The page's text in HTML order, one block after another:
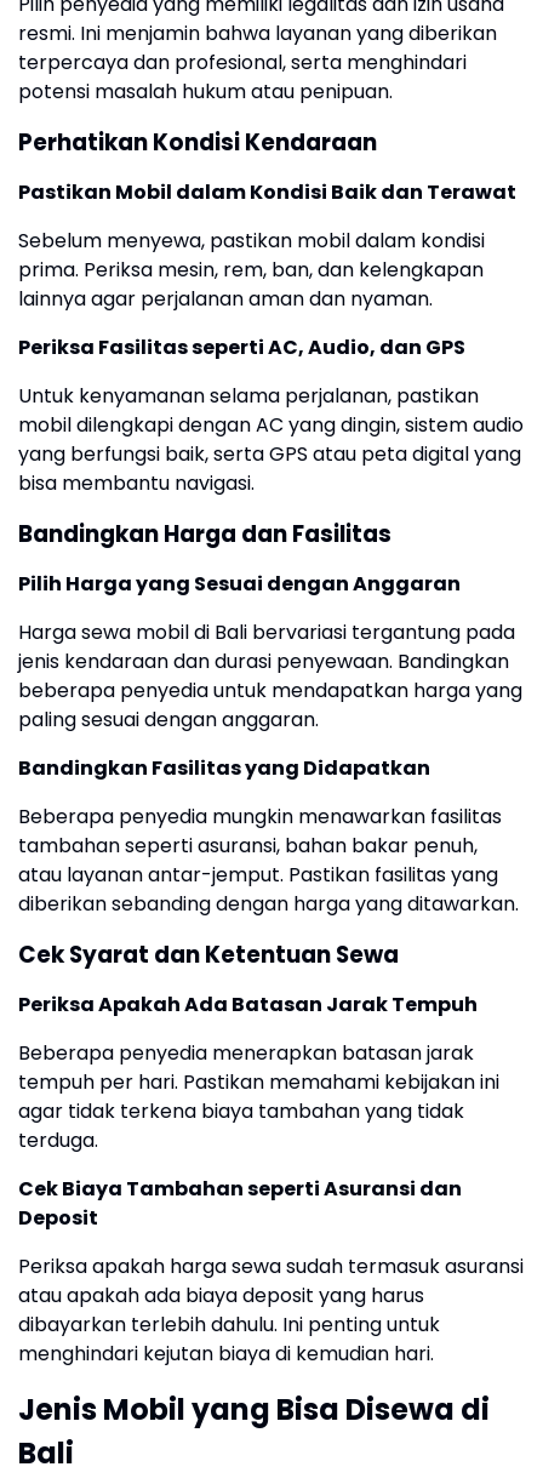
resmi. Ini menjamin bahwa layanan yang diberikan
terpercaya dan profesional, serta menghindari
potensi masalah hukum atau penipuan.
Perhatikan Kondisi Kendaraan
Pastikan Mobil dalam Kondisi Baik dan Terawat
Sebelum menyewa, pastikan mobil dalam kondisi
prima. Periksa mesin, rem, ban, dan kelengkapan
lainnya agar perjalanan aman dan nyaman.
Periksa Fasilitas seperti AC, Audio, dan GPS
Untuk kenyamanan selama perjalanan, pastikan
mobil dilengkapi dengan AC yang dingin, sistem audio
yang berfungsi baik, serta GPS atau peta digital yang
bisa membantu navigasi.
Bandingkan Harga dan Fasilitas
Pilih Harga yang Sesuai dengan Anggaran
Harga sewa mobil di Bali bervariasi tergantung pada
jenis kendaraan dan durasi penyewaan. Bandingkan
beberapa penyedia untuk mendapatkan harga yang
paling sesuai dengan anggaran.
Bandingkan Fasilitas yang Didapatkan
Beberapa penyedia mungkin menawarkan fasilitas
tambahan seperti asuransi, bahan bakar penuh,
atau layanan antar-jemput. Pastikan fasilitas yang
diberikan sebanding dengan harga yang ditawarkan.
Cek Syarat dan Ketentuan Sewa
Periksa Apakah Ada Batasan Jarak Tempuh
Beberapa penyedia menerapkan batasan jarak
tempuh per hari. Pastikan memahami kebijakan ini
agar tidak terkena biaya tambahan yang tidak
terduga.
Cek Biaya Tambahan seperti Asuransi dan
Deposit
Periksa apakah harga sewa sudah termasuk asuransi
atau apakah ada biaya deposit yang harus
dibayarkan terlebih dahulu. Ini penting untuk
menghindari kejutan biaya di kemudian hari.
Jenis Mobil yang Bisa Disewa di
Bali